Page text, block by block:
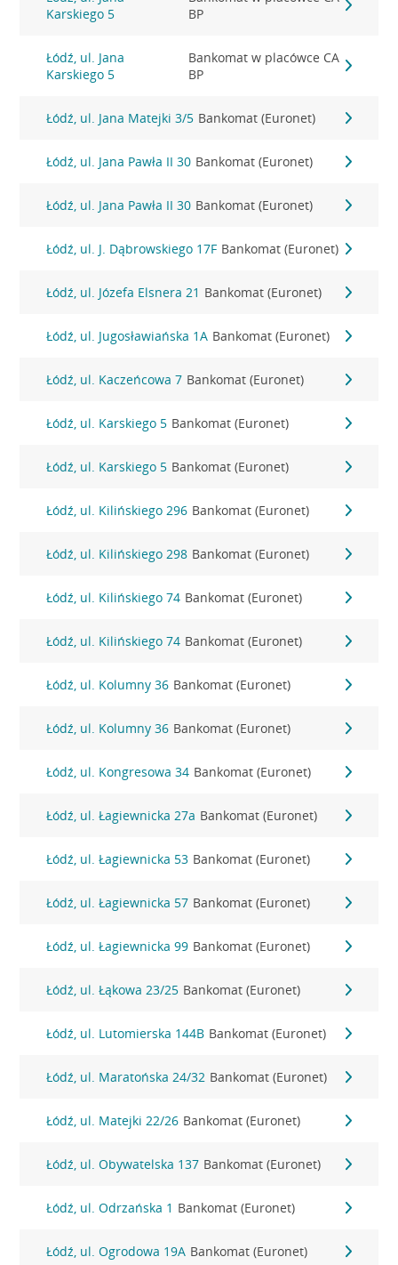
Karskiego 5
BP
Łódź, ul. Jana
Karskiego 5
Bankomat w placówce CA
BP
Łódź, ul. Jana Matejki 3/5 Bankomat (Euronet)
Łódź, ul. Jana Pawła II 30 Bankomat (Euronet)
Łódź, ul. Jana Pawła II 30 Bankomat (Euronet)
Łódź, ul. J. Dąbrowskiego 17F Bankomat (Euronet)
Łódź, ul. Józefa Elsnera 21 Bankomat (Euronet)
Łódź, ul. Jugosławiańska 1A Bankomat (Euronet)
Łódź, ul. Kaczeńcowa 7 Bankomat (Euronet)
Łódź, ul. Karskiego 5 Bankomat (Euronet)
Łódź, ul. Karskiego 5 Bankomat (Euronet)
Łódź, ul. Kilińskiego 296 Bankomat (Euronet)
Łódź, ul. Kilińskiego 298 Bankomat (Euronet)
Łódź, ul. Kilińskiego 74 Bankomat (Euronet)
Łódź, ul. Kilińskiego 74 Bankomat (Euronet)
Łódź, ul. Kolumny 36 Bankomat (Euronet)
Łódź, ul. Kolumny 36 Bankomat (Euronet)
Łódź, ul. Kongresowa 34 Bankomat (Euronet)
Łódź, ul. Łagiewnicka 27a Bankomat (Euronet)
Łódź, ul. Łagiewnicka 53 Bankomat (Euronet)
Łódź, ul. Łagiewnicka 57 Bankomat (Euronet)
Łódź, ul. Łagiewnicka 99 Bankomat (Euronet)
Łódź, ul. Łąkowa 23/25 Bankomat (Euronet)
Łódź, ul. Lutomierska 144B Bankomat (Euronet)
Łódź, ul. Maratońska 24/32 Bankomat (Euronet)
Łódź, ul. Matejki 22/26 Bankomat (Euronet)
Łódź, ul. Obywatelska 137 Bankomat (Euronet)
Łódź, ul. Odrzańska 1 Bankomat (Euronet)
Łódź, ul. Ogrodowa 19A Bankomat (Euronet)